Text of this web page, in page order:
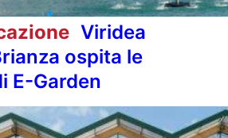
Viridea
ospita le
E-Garden